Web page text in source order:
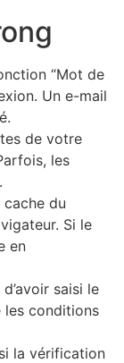
“Mot de
Un e-mail
de votre
les
du
Si le
en
saisi le
les conditions
la vérification